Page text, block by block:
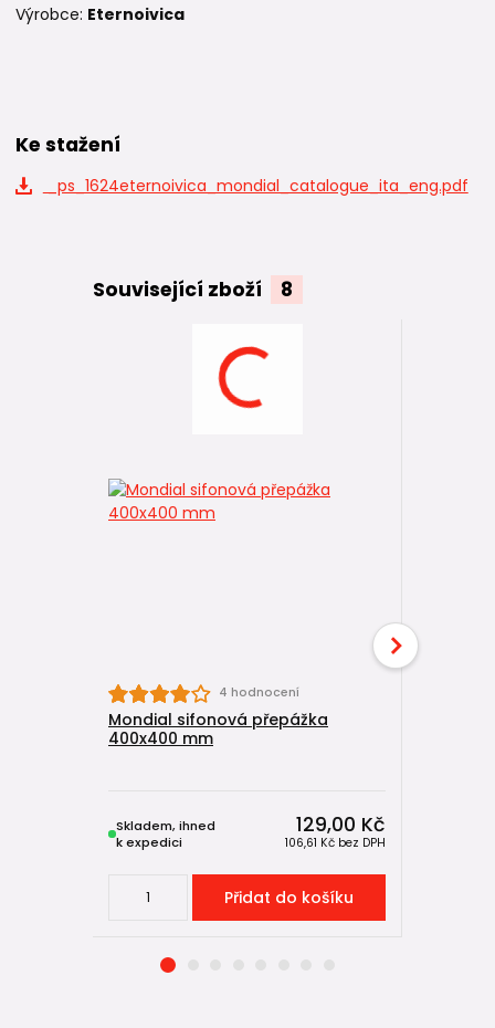
Výrobce: Eternoivica
Ke stažení
_ps_1624eternoivica_mondial_catalogue_ita_eng.pdf
Související zboží 8
4 hodnocení
Mondial sifonová přepážka
400x400 mm
129,00 Kč
106,61 Kč bez DPH
Skladem, ihned
k expedici
Přidat do košíku